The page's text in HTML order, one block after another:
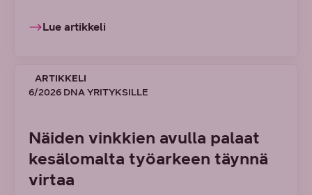
Lue artikkeli
ARTIKKELI
6/2026 DNA YRITYKSILLE
Näiden vinkkien avulla palaat
kesälomalta työarkeen täynnä
virtaa